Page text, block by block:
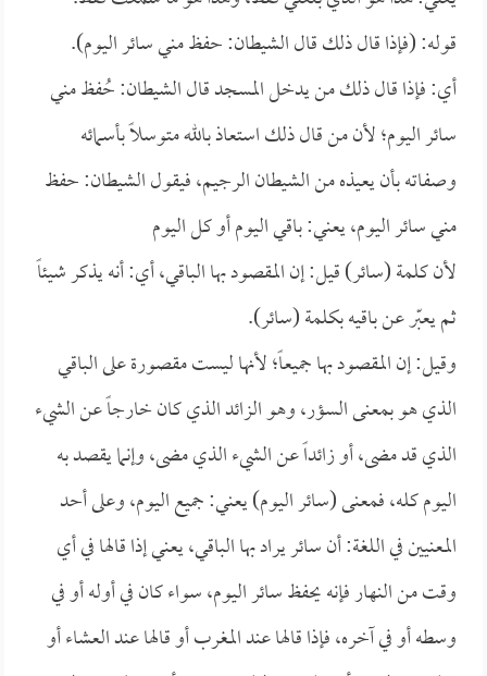
قوله: (فإذا قال ذلك قال الشيطان: حفظ مني سائر اليوم).
أي: فإذا قال ذلك من يدخل المسجد قال الشيطان: حُفظ مني
سائر اليوم؛ لأن من قال ذلك استعاذ بالله متوسلاً بأسمائه
وصفاته بأن يعيذه من الشيطان الرجيم، فيقول الشيطان: حفظ
مني سائر اليوم، يعني: باقي اليوم أو كل اليوم
لأن كلمة (سائر) قيل: إن المقصود بها الباقي، أي: أنه يذكر شيئاً
ثم يعبّر عن باقيه بكلمة (سائر).
وقيل: إن المقصود بها جميعاً؛ لأنها ليست مقصورة على الباقي
الذي هو بمعنى السؤر، وهو الزائد الذي كان خارجاً عن الشيء
الذي قد مضى، أو زائداً عن الشيء الذي مضى، وإنما يقصد به
اليوم كله، فمعنى (سائر اليوم) يعني: جميع اليوم، وعلى أحد
المعنيين في اللغة: أن سائر يراد بها الباقي، يعني إذا قالها في أي
وقت من النهار فإنه يحفظ سائر اليوم، سواء كان في أوله أو في
وسطه أو في آخره، فإذا قالها عند المغرب أو قالها عند العشاء أو